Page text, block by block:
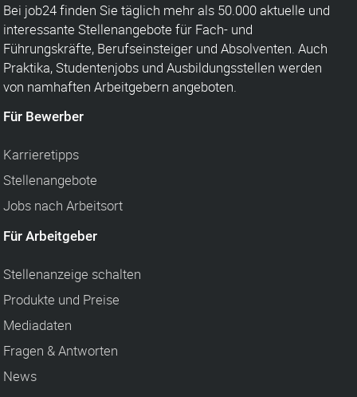
Bei job24 finden Sie täglich mehr als 50.000 aktuelle und
interessante Stellenangebote für Fach- und
Führungskräfte, Berufseinsteiger und Absolventen. Auch
Praktika, Studentenjobs und Ausbildungsstellen werden
von namhaften Arbeitgebern angeboten.
Für Bewerber
Karrieretipps
Stellenangebote
Jobs nach Arbeitsort
Für Arbeitgeber
Stellenanzeige schalten
Produkte und Preise
Mediadaten
Fragen & Antworten
News